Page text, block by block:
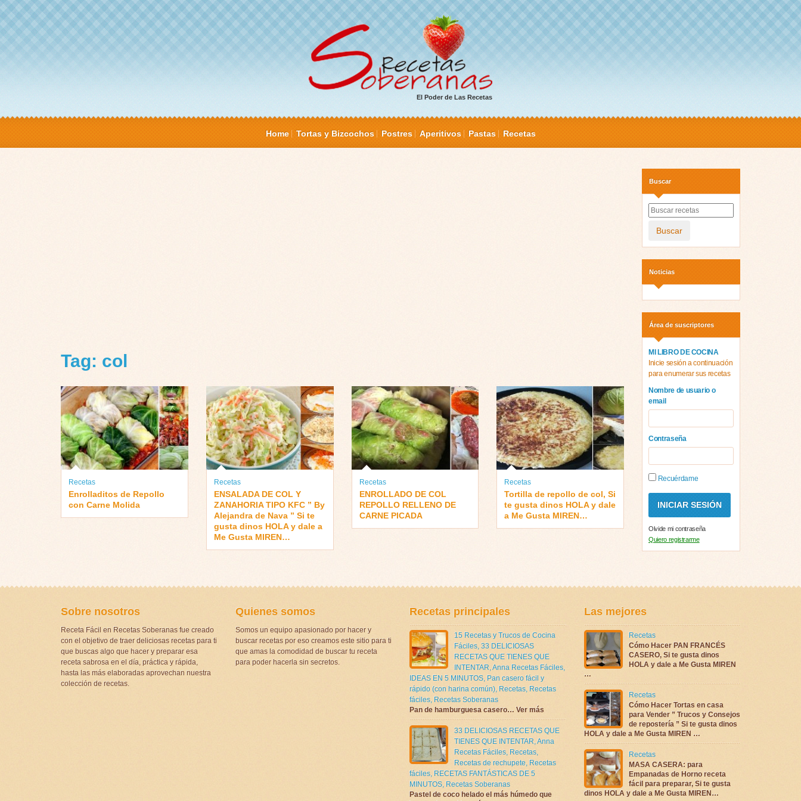
El Poder de Las Recetas
Home Tortas y Bizcochos Postres Aperitivos Pastas Recetas
Tag: col
Recetas
Enrolladitos de Repollo
con Carne Molida
Recetas
ENSALADA DE COL Y
ZANAHORIA TIPO KFC ” By
Alejandra de Nava ” Si te
gusta dinos HOLA y dale a
Me Gusta MIREN…
Recetas
ENROLLADO DE COL
REPOLLO RELLENO DE
CARNE PICADA
Recetas
Tortilla de repollo de col, Si
te gusta dinos HOLA y dale
a Me Gusta MIREN…
Buscar
Buscar
Noticias
Área de suscriptores
MI LIBRO DE COCINA
Inicie sesión a continuación
para enumerar sus recetas
Nombre de usuario o
email
Contraseña
Recuérdame
Olvide mi contraseña
Quiero registrarme
Sobre nosotros
Receta Fácil en Recetas Soberanas fue creado
con el objetivo de traer deliciosas recetas para ti
que buscas algo que hacer y preparar esa
receta sabrosa en el día, práctica y rápida,
hasta las más elaboradas aprovechan nuestra
colección de recetas.
Quienes somos
Somos un equipo apasionado por hacer y
buscar recetas por eso creamos este sitio para ti
que amas la comodidad de buscar tu receta
para poder hacerla sin secretos.
Recetas principales
15 Recetas y Trucos de Cocina
Fáciles, 33 DELICIOSAS
RECETAS QUE TIENES QUE
INTENTAR,Anna Recetas Fáciles,
IDEAS EN 5 MINUTOS, Pan casero fácil y
rápido (con harina común), Recetas, Recetas
fáciles, Recetas Soberanas
Pan de hamburguesa casero… Ver más
33 DELICIOSAS RECETAS QUE
TIENES QUE INTENTAR,Anna
Recetas Fáciles, Recetas,
Recetas de rechupete, Recetas
fáciles, RECETAS FANTÁSTICAS DE 5
MINUTOS, Recetas Soberanas
Pastel de coco helado el más húmedo que
Las mejores
Recetas
Cómo Hacer PAN FRANCÉS
CASERO, Si te gusta dinos
HOLA y dale a Me Gusta MIREN
…
Recetas
Cómo Hacer Tortas en casa
para Vender ” Trucos y Consejos
de repostería ” Si te gusta dinos
HOLA y dale a Me Gusta MIREN …
Recetas
MASA CASERA: para
Empanadas de Horno receta
fácil para preparar, Si te gusta
dinos HOLA y dale a Me Gusta MIREN…